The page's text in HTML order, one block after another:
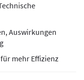
Auswirkungen
mehr Effizienz